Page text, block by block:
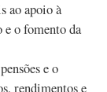
ao apoio à
o fomento da
e o
rendimentos e